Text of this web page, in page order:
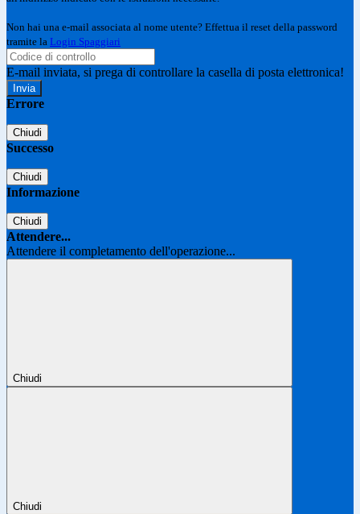
Non hai una e-mail associata al nome utente? Effettua il reset della password
tramite la Login Spaggiari
E-mail inviata, si prega di controllare la casella di posta elettronica!
Errore
Chiudi
Successo
Chiudi
Informazione
Chiudi
Attendere...
Attendere il completamento dell'operazione...
Chiudi
Chiudi